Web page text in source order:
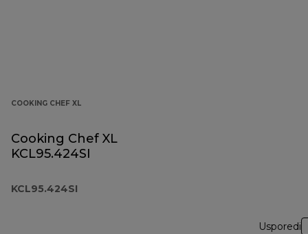
COOKING CHEF XL
Cooking Chef XL
KCL95.424SI
KCL95.424SI
Usporedi